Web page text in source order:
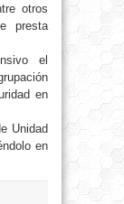
otros
presta
el
en
Unidad
en